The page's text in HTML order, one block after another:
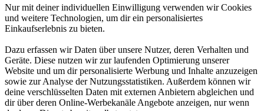
Nur mit deiner individuellen Einwilligung verwenden wir Cookies
und weitere Technologien, um dir ein personalisiertes
Einkaufserlebnis zu bieten.
Dazu erfassen wir Daten über unsere Nutzer, deren Verhalten und
Geräte. Diese nutzen wir zur laufenden Optimierung unserer
Website und um dir personalisierte Werbung und Inhalte anzuzeigen
sowie zur Analyse der Nutzungsstatistiken. Außerdem können wir
deine verschlüsselten Daten mit externen Anbietern abgleichen und
dir über deren Online-Werbekanäle Angebote anzeigen, nur wenn